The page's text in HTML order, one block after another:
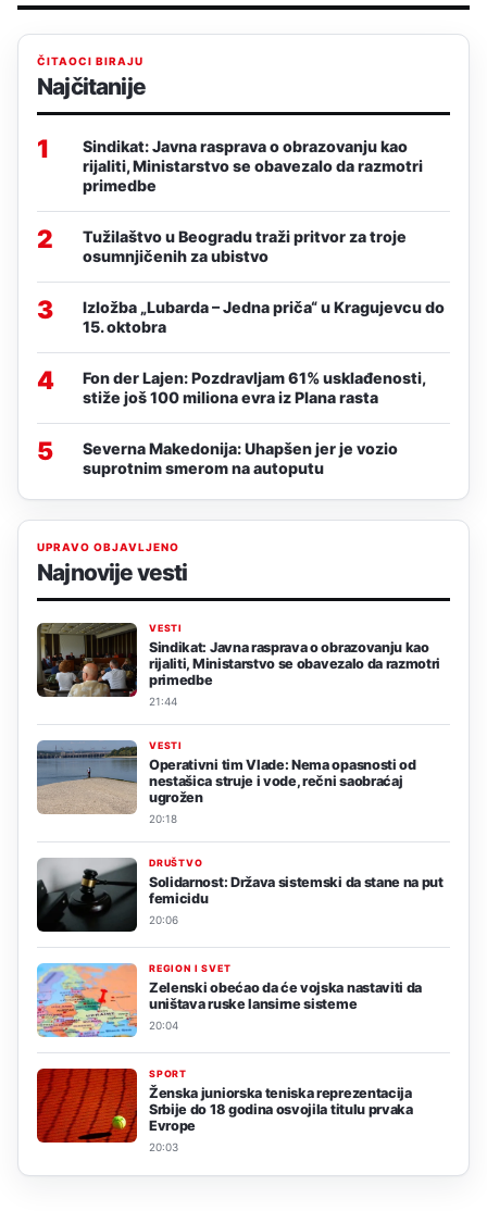
ČITAOCI BIRAJU
Najčitanije
1
Sindikat: Javna rasprava o obrazovanju kao
rijaliti, Ministarstvo se obavezalo da razmotri
primedbe
2
Tužilaštvo u Beogradu traži pritvor za troje
osumnjičenih za ubistvo
3
Izložba „Lubarda – Jedna priča“ u Kragujevcu do
15. oktobra
4
Fon der Lajen: Pozdravljam 61% usklađenosti,
stiže još 100 miliona evra iz Plana rasta
5
Severna Makedonija: Uhapšen jer je vozio
suprotnim smerom na autoputu
UPRAVO OBJAVLJENO
Najnovije vesti
VESTI
Sindikat: Javna rasprava o obrazovanju kao
rijaliti, Ministarstvo se obavezalo da razmotri
primedbe
21:44
VESTI
Operativni tim Vlade: Nema opasnosti od
nestašica struje i vode, rečni saobraćaj
ugrožen
20:18
DRUŠTVO
Solidarnost: Država sistemski da stane na put
femicidu
20:06
REGION I SVET
Zelenski obećao da će vojska nastaviti da
uništava ruske lansirne sisteme
20:04
SPORT
Ženska juniorska teniska reprezentacija
Srbije do 18 godina osvojila titulu prvaka
Evrope
20:03